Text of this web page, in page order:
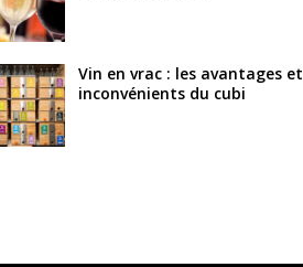
Vin en vrac : les avantages et
inconvénients du cubi